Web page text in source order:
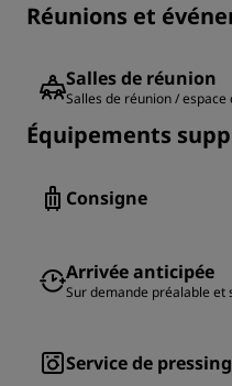
Réunions et
Salles de réunion
Salles de réunion / espace
Équipements
Consigne
Arrivée anticipée
Sur demande préalable et
Service de pressing